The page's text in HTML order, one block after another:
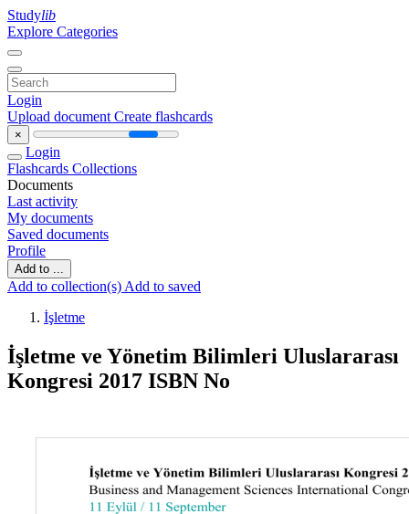
Studylib
Explore Categories
Login
Upload document Create flashcards
×
Login
Flashcards Collections
Documents
Last activity
My documents
Saved documents
Profile
Add to ...
Add to collection(s) Add to saved
İşletme
İşletme ve Yönetim Bilimleri Uluslararası
Kongresi 2017 ISBN No